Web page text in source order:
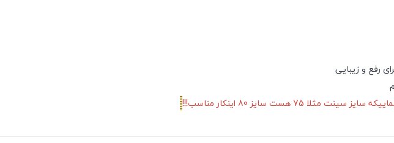
رفع و زیبایی
75 هست سایز 80 اینکار مناسب!!!